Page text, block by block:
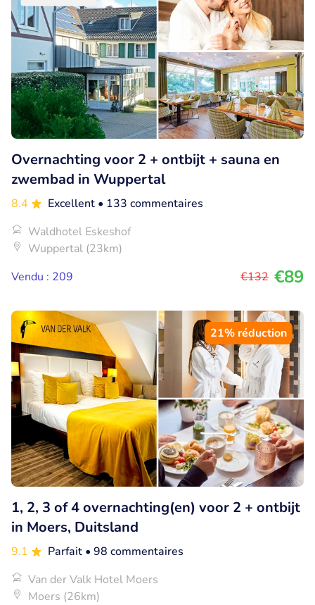
Overnachting voor 2 + ontbijt + sauna en
zwembad in Wuppertal
8.4 Excellent • 133 commentaires
Waldhotel Eskeshof
Wuppertal (23km)
Vendu : 209
€132 €89
21% réduction
1, 2, 3 of 4 overnachting(en) voor 2 + ontbijt
in Moers, Duitsland
9.1 Parfait • 98 commentaires
Van der Valk Hotel Moers
Moers (26km)